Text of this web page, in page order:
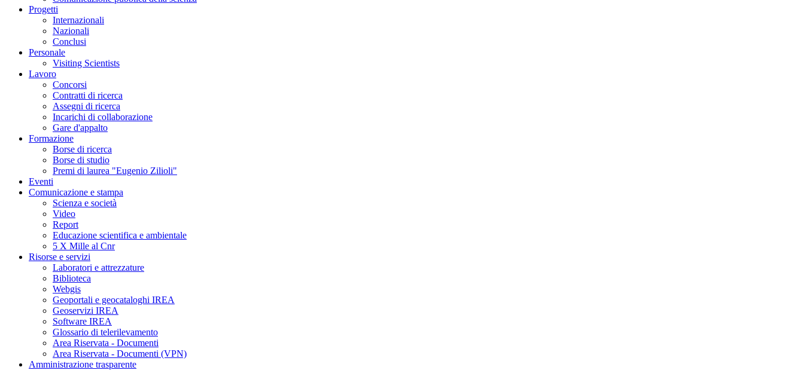
Progetti
Internazionali
Nazionali
Conclusi
Personale
Visiting Scientists
Lavoro
Concorsi
Contratti di ricerca
Assegni di ricerca
Incarichi di collaborazione
Gare d'appalto
Formazione
Borse di ricerca
Borse di studio
Premi di laurea "Eugenio Zilioli"
Eventi
Comunicazione e stampa
Scienza e società
Video
Report
Educazione scientifica e ambientale
5 X Mille al Cnr
Risorse e servizi
Laboratori e attrezzature
Biblioteca
Webgis
Geoportali e geocataloghi IREA
Geoservizi IREA
Software IREA
Glossario di telerilevamento
Area Riservata - Documenti
Area Riservata - Documenti (VPN)
Amministrazione trasparente